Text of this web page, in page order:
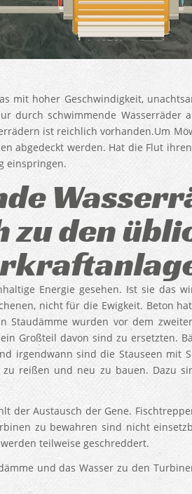
mit hoher Geschwindigkeit,
durch schwimmende Wasserräder
ist reichlich vorhanden.Um
abgedeckt werden. Hat die Flut
einspringen.
zu den
Energie gesehen. Ist sie das
nicht für die Ewigkeit. Beton
Staudämme wurden vor dem
Großteil davon sind zu ersetzten.
irgendwann sind die Stauseen mit
reißen und neu zu bauen. Dazu
der Austausch der Gene.
zu bewahren sind nicht
teilweise geschreddert.
und das Wasser zu den